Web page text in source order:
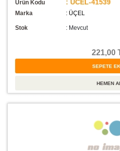
Ürün Kodu : UCEL-41539
Marka : ÜÇEL
Stok : Mevcut
221,00